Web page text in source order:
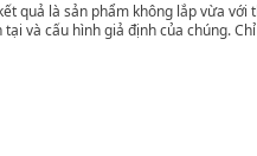
quả là sản phẩm không lắp vừa
và cấu hình giả định của chúng.